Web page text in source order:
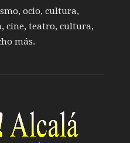
ocio, cultura,
cine, teatro, cultura,
más.